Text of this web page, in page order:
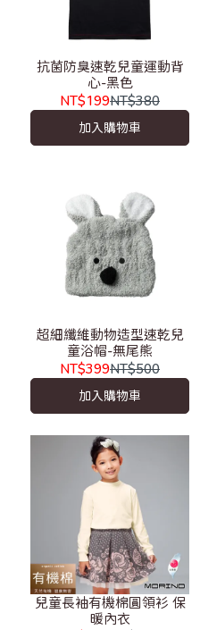
抗菌防臭速乾兒童運動背
心-黑色
NT$199NT$380
加入購物車
超細纖維動物造型速乾兒
童浴帽-無尾熊
NT$399NT$500
加入購物車
兒童長袖有機棉圓領衫 保
暖內衣